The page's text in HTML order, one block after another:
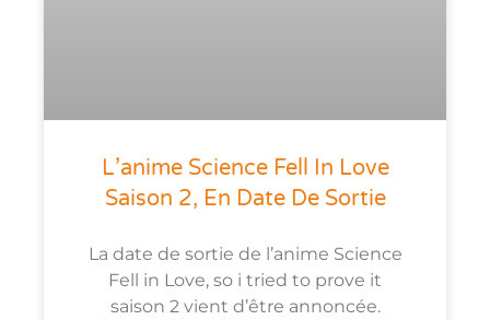
L’anime Science Fell In Love
Saison 2, En Date De Sortie
La date de sortie de l’anime Science
Fell in Love, so i tried to prove it
saison 2 vient d’être annoncée.